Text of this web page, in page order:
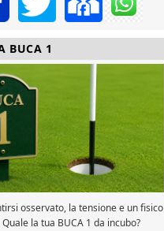
BUCA 1
osservato, la tensione e un fisico
la tua BUCA 1 da incubo?